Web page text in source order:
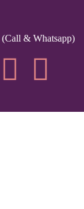
(Call & Whatsapp)